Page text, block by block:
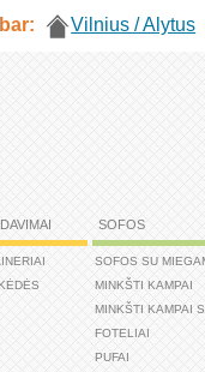
Vilnius / Alytus
SOFOS
SOFOS SU
MINKŠTI KAMPAI
MINKŠTI KAMPAI
FOTELIAI
PUFAI